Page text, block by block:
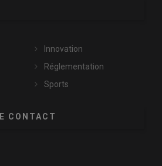
communauté de communes, du
Innovation
Réglementation
Sports
CONTACT